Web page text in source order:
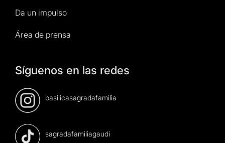
Da un impulso
Área de prensa
Síguenos en las redes
basilicasagradafamilia
sagradafamiliagaudi